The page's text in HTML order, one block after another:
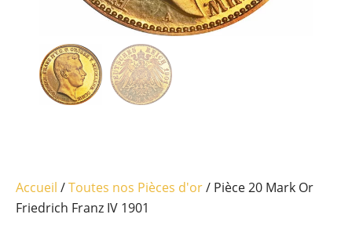
Accueil /Toutes nos Pièces d'or/ Pièce 20 Mark Or
Friedrich Franz IV 1901